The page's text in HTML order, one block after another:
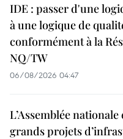
IDE : passer d'une
à une logique de
conformément à la
NQ/TW
06/08/2026 04:47
L’Assemblée
grands projets